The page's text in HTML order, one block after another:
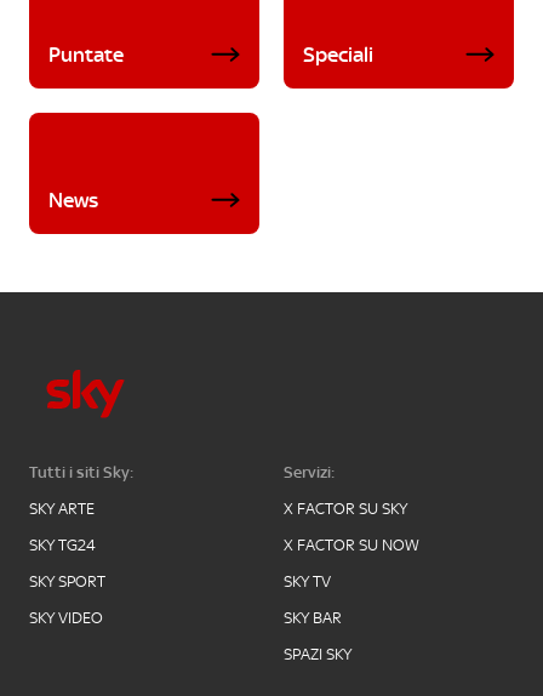
Puntate Speciali
News
Tutti i siti Sky:
SKY ARTE
SKY TG24
SKY SPORT
SKY VIDEO
Servizi:
X FACTOR SU SKY
X FACTOR SU NOW
SKY TV
SKY BAR
SPAZI SKY